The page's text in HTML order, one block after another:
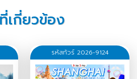
เกี่ยวข้อง
รหัสทัวร์ 2026-9124